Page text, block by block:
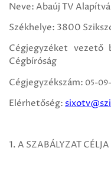
Neve: Abaúj TV
Székhelye: 3800
Cégjegyzéket
Cégbíróság
Cégjegyzékszám: 05-09-
Elérhetőség:
1. A SZABÁLYZAT CÉLJA